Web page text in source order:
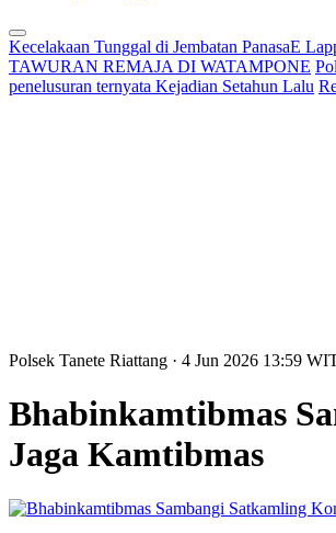
Kecelakaan Tunggal di Jembatan PanasaE
TAWURAN REMAJA DI WATAMPONE
penelusuran ternyata Kejadian Setahun Lalu
Polsek Tanete Riattang · 4 Jun 2026 13:59
Bhabinkamtibmas
Jaga Kamtibmas